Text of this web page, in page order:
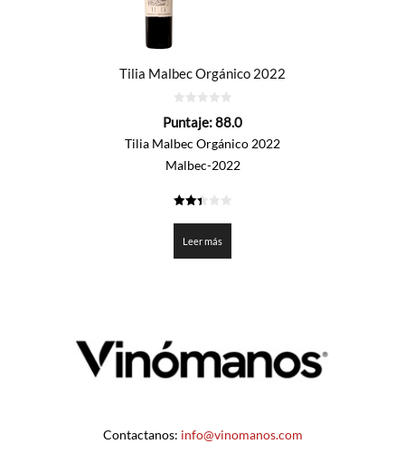
Tilia Malbec Orgánico 2022
de
Puntaje:88.0
Tilia Malbec Orgánico 2022
Malbec-2022
de 5
Leer más
Contactanos: info@vinomanos.com